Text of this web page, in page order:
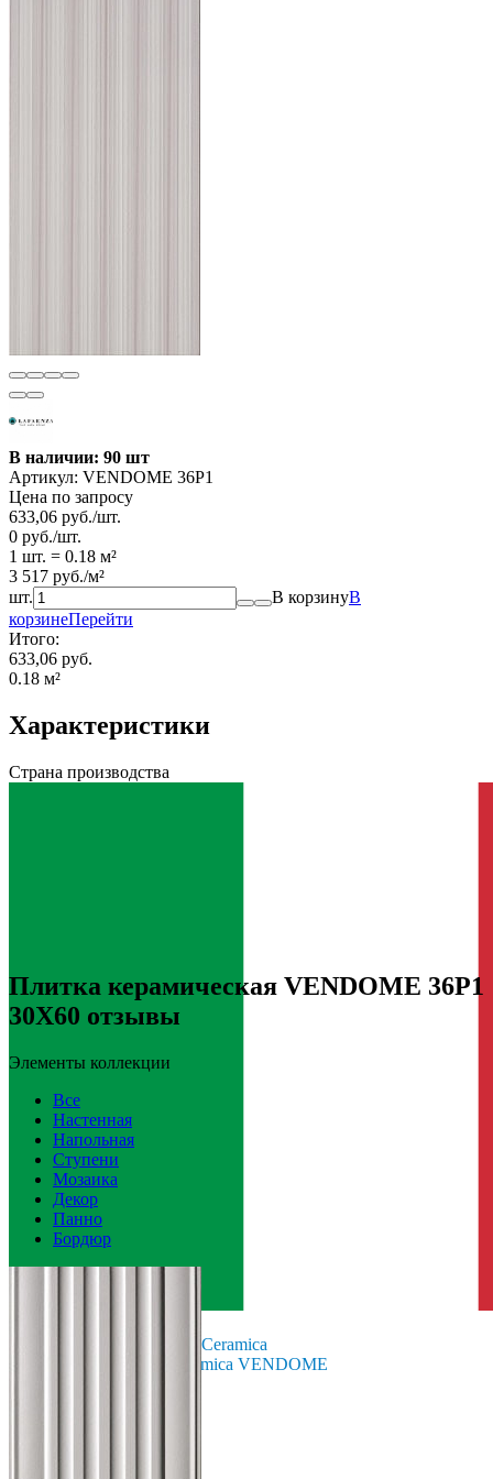
В наличии: 90 шт
Артикул: VENDOME 36P1
Цена по запросу
633,06 руб./шт.
0 руб./шт.
1 шт. = 0.18 м²
3 517 руб./м²
шт.
В корзинуВ
корзинеПерейти
Итого:
633,06 руб.
0.18 м²
Характеристики
Страна производства
La Faenza Ceramica
La Faenza Ceramica VENDOME
Плитка керамическая VENDOME 36P1
30X60 отзывы
Элементы коллекции
Все
Настенная
Напольная
Ступени
Мозаика
Декор
Панно
Бордюр